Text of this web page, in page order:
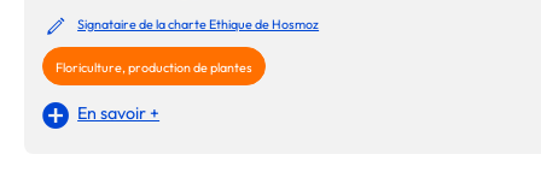
Signataire de la charte Ethique de Hosmoz
Floriculture, production de plantes
En savoir +